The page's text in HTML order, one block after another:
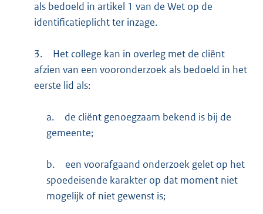
als bedoeld in artikel 1 van de Wet op de
identificatieplicht ter inzage.
3.
Het college kan in overleg met de cliënt
afzien van een vooronderzoek als bedoeld in het
eerste lid als:
a.
de cliënt genoegzaam bekend is bij de
gemeente;
b.
een voorafgaand onderzoek gelet op het
spoedeisende karakter op dat moment niet
mogelijk of niet gewenst is;